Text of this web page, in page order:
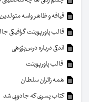
قیافه و ظاهر واسه
قالب پاورپوینت گرافیکی
اندکی درباره درس‌پژوهی
قالب پاورپوینت
همه زائران سلطان
کتاب پسری که جادویی شد